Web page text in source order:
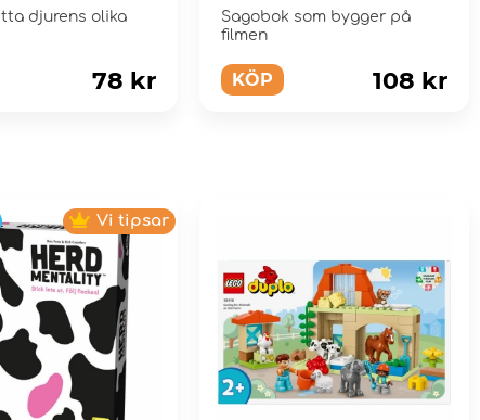
djurens olika
78 kr
Sagobok som bygger på
filmen
KÖP 108 kr
Vi tipsar